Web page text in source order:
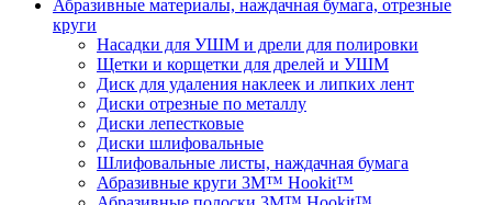
Абразивные материалы, наждачная бумага, отрезные
круги
Насадки для УШМ и дрели для полировки
Щетки и корщетки для дрелей и УШМ
Диск для удаления наклеек и липких лент
Диски отрезные по металлу
Диски лепестковые
Диски шлифовальные
Шлифовальные листы, наждачная бумага
Абразивные круги 3M™ Hookit™